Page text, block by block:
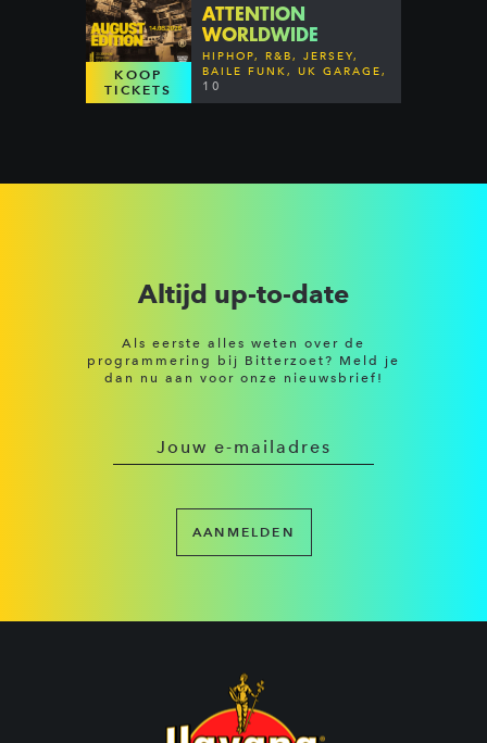
KOOP
TICKETS
ATTENTION
WORLDWIDE
HIPHOP, R&B, JERSEY,
BAILE FUNK, UK GARAGE,
DANCEHALL & MORE
10
Altijd up-to-date
Als eerste alles weten over de
programmering bij Bitterzoet? Meld je
dan nu aan voor onze nieuwsbrief!
AANMELDEN